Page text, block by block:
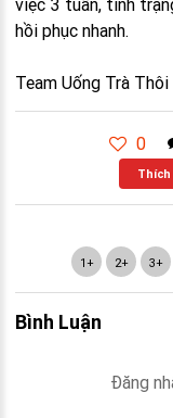
việc 3 tuần, tình
hồi phục nhanh.
Team Uống Trà
0
Thích
1+ 2+ 3+
Bình Luận
Đăng